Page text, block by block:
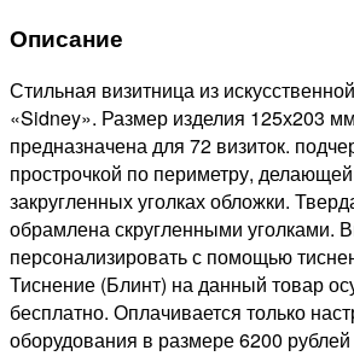
Описание
Стильная визитница из
«Sidney». Размер изделия 125х203
предназначена для 72 визиток.
прострочкой по периметру,
закругленных уголках обложки.
обрамлена скругленными уголками.
персонализировать с помощью
Тиснение (Блинт) на данный товар
бесплатно. Оплачивается только
оборудования в размере 6200